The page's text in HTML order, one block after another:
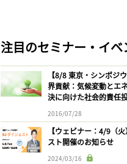
注目のセミナー・イベ
【8/8 東京・シンポジ
界貢献：気候変動とエ
決に向けた社会的責任
2016/07/28
【ウェビナー：4/9（
スト開催のお知らせ
2024/03/16